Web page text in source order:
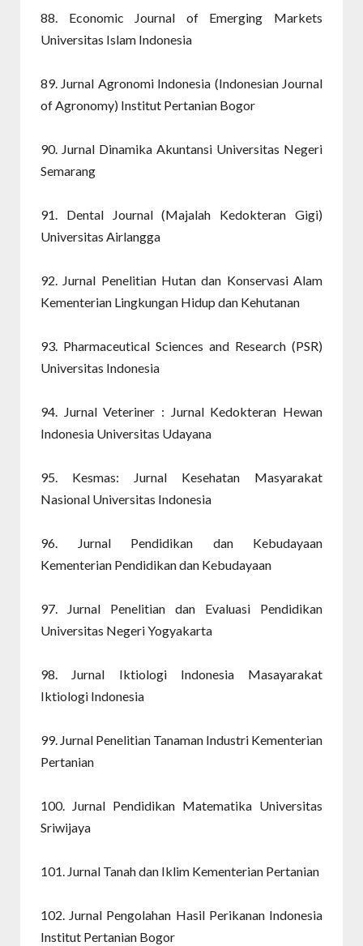
88. Economic Journal of Emerging Markets
Universitas Islam Indonesia
89. Jurnal Agronomi Indonesia (Indonesian Journal
of Agronomy) Institut Pertanian Bogor
90. Jurnal Dinamika Akuntansi Universitas Negeri
Semarang
91. Dental Journal (Majalah Kedokteran Gigi)
Universitas Airlangga
92. Jurnal Penelitian Hutan dan Konservasi Alam
Kementerian Lingkungan Hidup dan Kehutanan
93. Pharmaceutical Sciences and Research (PSR)
Universitas Indonesia
94. Jurnal Veteriner : Jurnal Kedokteran Hewan
Indonesia Universitas Udayana
95. Kesmas: Jurnal Kesehatan Masyarakat
Nasional Universitas Indonesia
96. Jurnal Pendidikan dan Kebudayaan
Kementerian Pendidikan dan Kebudayaan
97. Jurnal Penelitian dan Evaluasi Pendidikan
Universitas Negeri Yogyakarta
98. Jurnal Iktiologi Indonesia Masayarakat
Iktiologi Indonesia
99. Jurnal Penelitian Tanaman Industri Kementerian
Pertanian
100. Jurnal Pendidikan Matematika Universitas
Sriwijaya
101. Jurnal Tanah dan Iklim Kementerian Pertanian
102. Jurnal Pengolahan Hasil Perikanan Indonesia
Institut Pertanian Bogor